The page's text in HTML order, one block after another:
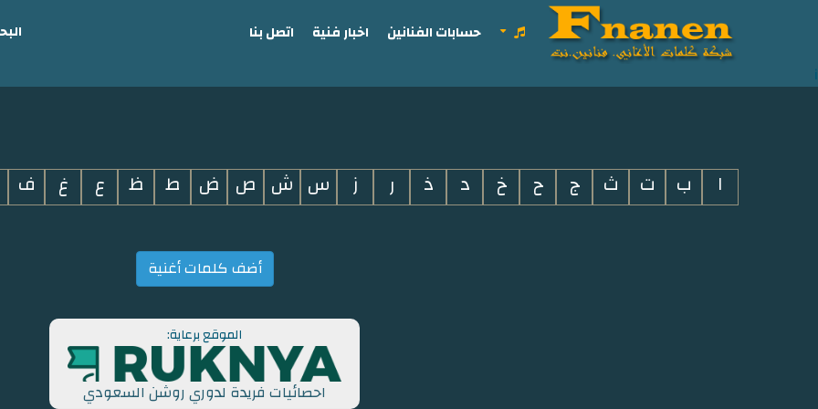
i
حسابات الفنانين اخبار فنية اتصل بنا
ا ب ت ث ج ح خ د ذ ر ز س ش ص ض ط ظ ع غ ف
أضف كلمات أغنية
الموقع برعاية:
احصائيات فريدة لدوري روشن السعودي